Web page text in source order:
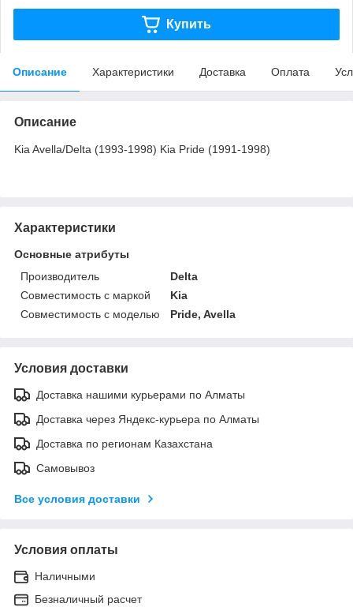
Купить
Описание Характеристики Доставка Оплата
Описание
Kia Avella/Delta (1993-1998) Kia Pride (1991-1998)
Характеристики
Основные атрибуты
Производитель
Delta
Совместимость с маркой
Kia
Совместимость с моделью
Pride, Avella
Условия доставки
Доставка нашими курьерами по Алматы
Доставка через Яндекс-курьера по Алматы
Доставка по регионам Казахстана
Самовывоз
Все условия доставки
Условия оплаты
Наличными
Безналичный расчет